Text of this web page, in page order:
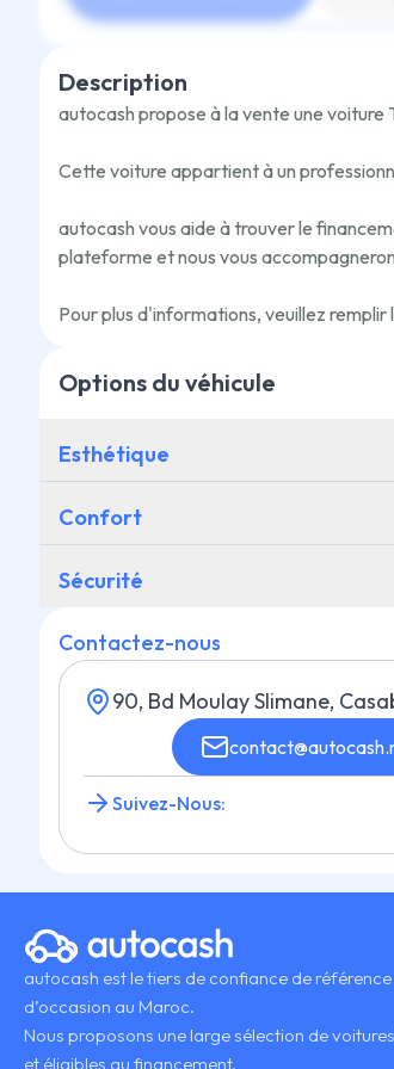
Description
autocash propose à la vente une voiture
Cette voiture appartient à un
autocash vous aide à trouver le
plateforme et nous vous
Pour plus d'informations, veuillez
Options du véhicule
Esthétique
Confort
Sécurité
Contactez-nous
90, Bd Moulay Slimane,
Suivez-Nous:
autocash est le tiers de confiance de
d’occasion au Maroc.
Nous proposons une large sélection de
et éligibles au financement.